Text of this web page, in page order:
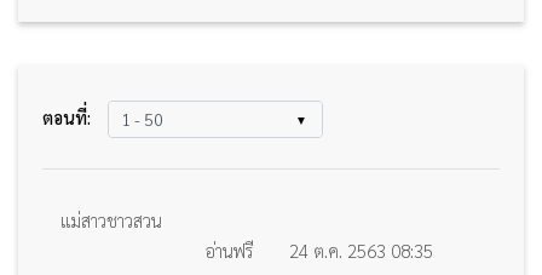
ตอนที่:
แม่สาวชาวสวน
อ่านฟรี
24 ต.ค. 2563 08:35